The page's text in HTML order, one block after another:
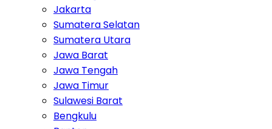
Jakarta
Sumatera Selatan
Sumatera Utara
Jawa Barat
Jawa Tengah
Jawa Timur
Sulawesi Barat
Bengkulu